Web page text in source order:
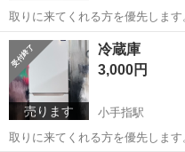
埼玉 所沢市 小手指駅
売ります
冷蔵庫
3,000円
小手指駅